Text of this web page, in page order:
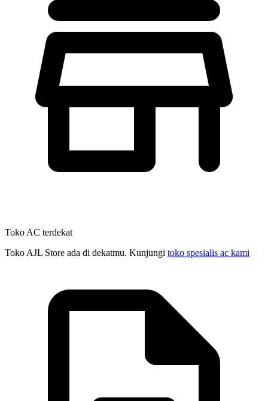
Toko AC terdekat
Toko AJL Store ada di dekatmu. Kunjungi toko spesialis ac kami